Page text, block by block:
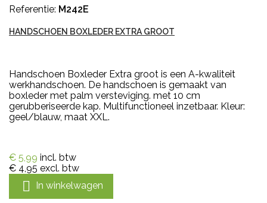
Referentie: M242E
HANDSCHOEN BOXLEDER EXTRA GROOT
Handschoen Boxleder Extra groot is een A-kwaliteit
werkhandschoen. De handschoen is gemaakt van
boxleder met palm versteviging. met 10 cm
gerubberiseerde kap. Multifunctioneel inzetbaar. Kleur:
geel/blauw, maat XXL.
€ 5,99 incl. btw
€ 4,95 excl. btw
 In winkelwagen